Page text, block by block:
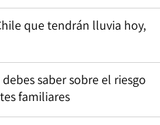
que tendrán lluvia hoy,
saber sobre el riesgo
familiares